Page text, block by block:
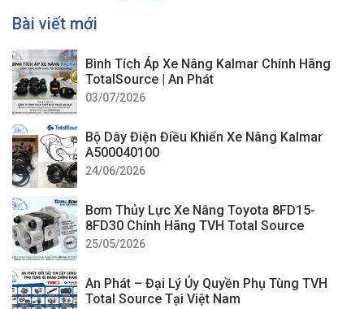
Bài viết mới
Bình Tích Áp Xe Nâng Kalmar Chính Hãng
TotalSource | An Phát
03/07/2026
Bộ Dây Điện Điều Khiển Xe Nâng Kalmar
A500040100
24/06/2026
Bơm Thủy Lực Xe Nâng Toyota 8FD15-
8FD30 Chính Hãng TVH Total Source
25/05/2026
An Phát – Đại Lý Ủy Quyền Phụ Tùng TVH
Total Source Tại Việt Nam